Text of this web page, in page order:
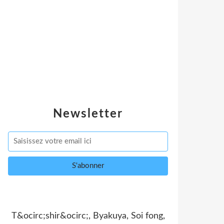
Newsletter
T&ocirc;shir&ocirc;, Byakuya, Soi fong,